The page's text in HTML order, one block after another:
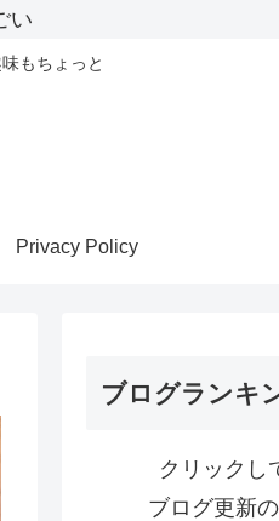
い
もちょっと
Privacy Policy
ブログランキ
クリックし
ブログ更新